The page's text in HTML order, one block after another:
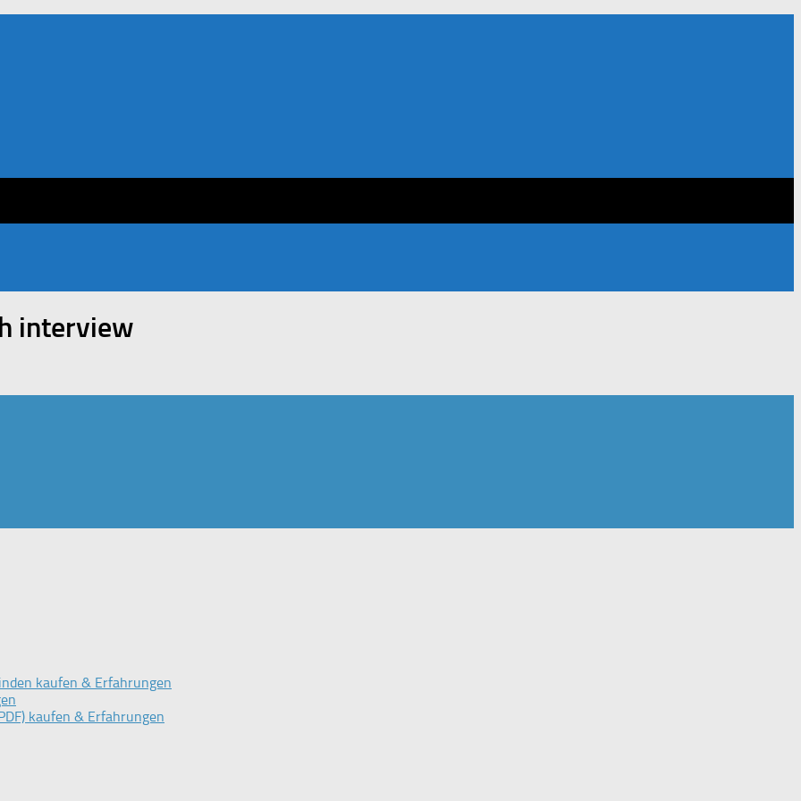
interview
kaufen & Erfahrungen
kaufen & Erfahrungen